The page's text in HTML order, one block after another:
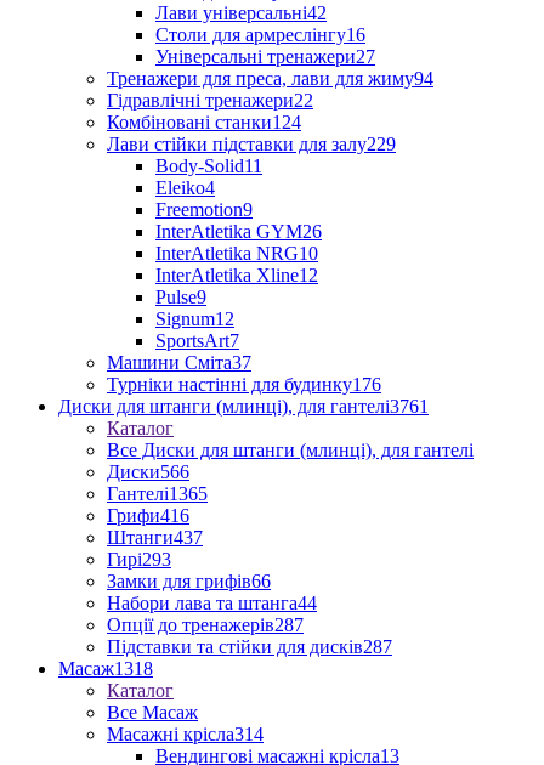
Лави універсальні42
Столи для армреслінгу16
Універсальні тренажери27
Тренажери для преса, лави для жиму94
Гідравлічні тренажери22
Комбіновані станки124
Лави стійки підставки для залу229
Body-Solid11
Eleiko4
Freemotion9
InterAtletika GYM26
InterAtletika NRG10
InterAtletika Xline12
Pulse9
Signum12
SportsArt7
Машини Сміта37
Турніки настінні для будинку176
Диски для штанги (млинці), для гантелі3761
Каталог
Все Диски для штанги (млинці), для гантелі
Диски566
Гантелі1365
Грифи416
Штанги437
Гирі293
Замки для грифів66
Набори лава та штанга44
Опції до тренажерів287
Підставки та стійки для дисків287
Масаж1318
Каталог
Все Масаж
Масажні крісла314
Вендингові масажні крісла13